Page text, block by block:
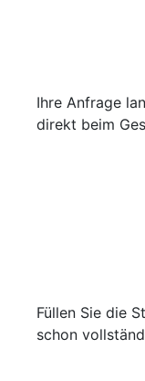
Ihre Anfrage
direkt beim
Füllen Sie die
schon